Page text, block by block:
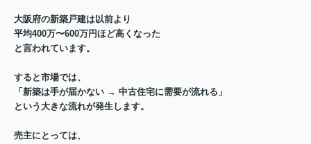
大阪府の新築戸建は以前より
平均400万〜600万円ほど高くなった
と言われています。
すると市場では、
「新築は手が届かない → 中古住宅に需要が流れる」
という大きな流れが発生します。
売主にとっては、